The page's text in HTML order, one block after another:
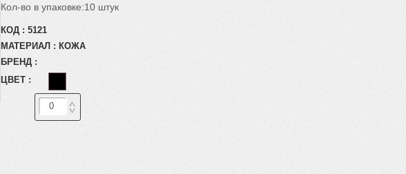
Кол-во в упаковке:10 штук
КОД : 5121
МАТЕРИАЛ : КОЖА
БРЕНД :
ЦВЕТ :